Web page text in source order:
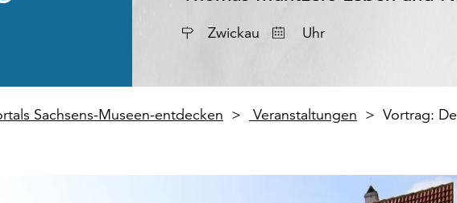
Zwickau DatumUhr
Sachsens-Museen-entdecken Veranstaltungen Vortrag: